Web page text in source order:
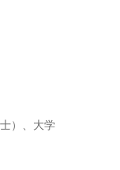
）、大学